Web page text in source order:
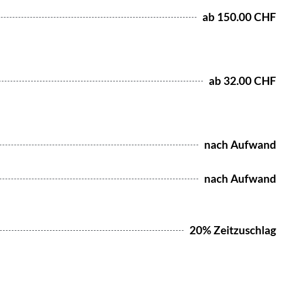
ab 150.00 CHF
ab 32.00 CHF
nach Aufwand
nach Aufwand
20% Zeitzuschlag